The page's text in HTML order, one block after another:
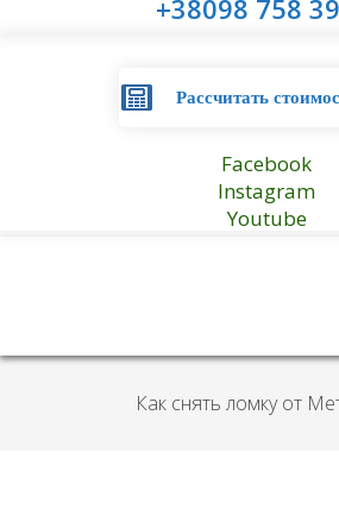
+38098 758
Рассчитать
Facebook
Instagram
Youtube
Как снять ломку от